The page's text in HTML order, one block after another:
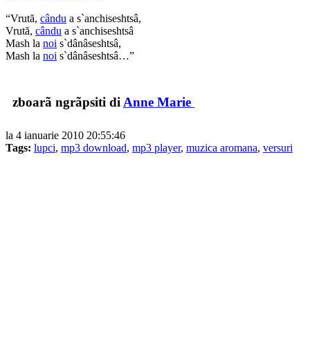
“Vrută, cându a s`anchiseshtsâ,
Vrută, cându a s`anchiseshtsâ
Mash la noi s`dânâseshtsâ,
Mash la noi s`dânâseshtsâ…”
zboarã ngrãpsiti di Anne Marie
la 4 ianuarie 2010 20:55:46
Tags: lupci, mp3 download, mp3 player, muzica aromana, versuri